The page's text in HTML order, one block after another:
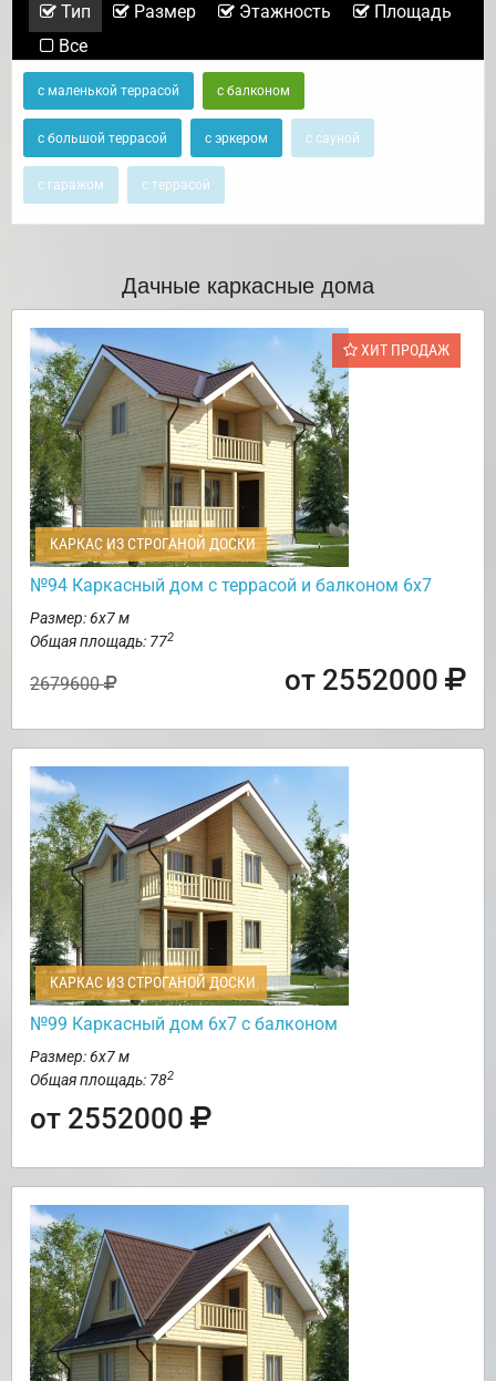
Тип Размер Этажность
Площадь
Все
с маленькой террасой с балконом
с большой террасой с эркером с сауной
с гаражом с террасой
Дачные каркасные дома
ХИТ ПРОДАЖ
КАРКАС ИЗ СТРОГАНОЙ ДОСКИ
№94 Каркасный дом с террасой и балконом 6х7
Размер: 6х7 м
Общая площадь: 772
2679600 от 2552000
КАРКАС ИЗ СТРОГАНОЙ ДОСКИ
№99 Каркасный дом 6х7 с балконом
Размер: 6х7 м
Общая площадь: 782
от 2552000